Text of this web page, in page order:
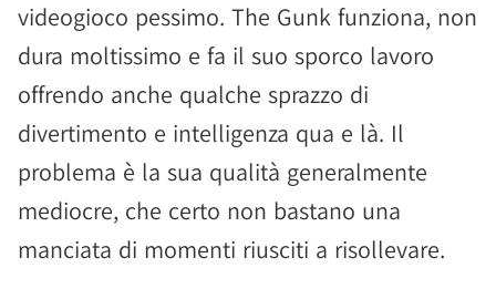
videogioco pessimo. The Gunk funziona, non
dura moltissimo e fa il suo sporco lavoro
offrendo anche qualche sprazzo di
divertimento e intelligenza qua e là. Il
problema è la sua qualità generalmente
mediocre, che certo non bastano una
manciata di momenti riusciti a risollevare.